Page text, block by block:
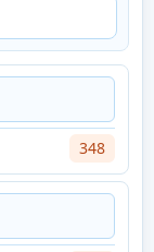
348